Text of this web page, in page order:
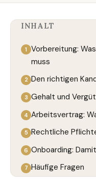
INHALT
Vorbereitung:
muss
Den richtigen
Gehalt und
Arbeitsvertrag:
Rechtliche
Onboarding:
Häufige Fragen